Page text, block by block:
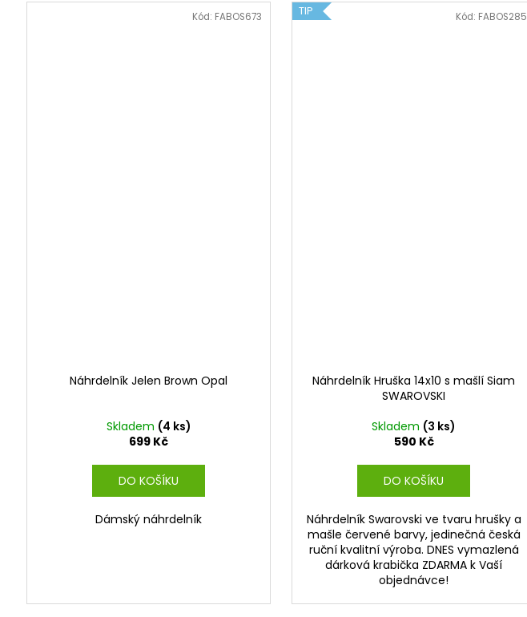
Náhrdelník Jelen Brown Opal
Skladem (4 ks)
699 Kč
DO KOŠÍKU
Dámský náhrdelník
Kód: FABOS673 TIP
Náhrdelník Hruška 14x10 s mašlí Siam
SWAROVSKI
Skladem (3 ks)
590 Kč
DO KOŠÍKU
Náhrdelník Swarovski ve tvaru hrušky a
mašle červené barvy, jedinečná česká
ruční kvalitní výroba. DNES vymazlená
dárková krabička ZDARMA k Vaší
objednávce!
Kód: FABOS285